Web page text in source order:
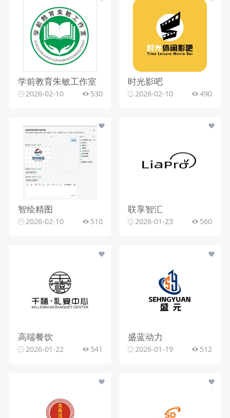
学前教育朱敏工作室
2026-02-10 530
时光影吧
2026-02-10 490
智绘精图
2026-02-10 510
联享智汇
2026-01-23 560
高端餐饮
2026-01-22 541
盛蓝动力
2026-01-19 512